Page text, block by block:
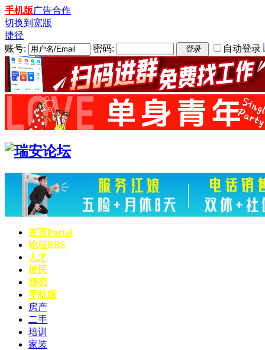
手机版广告合作
切换到宽版
捷径
账号:
密码: 登录 自动登录
首页Portal
论坛BBS
人才
便民
婚恋
手机版
房产
二手
培训
家装